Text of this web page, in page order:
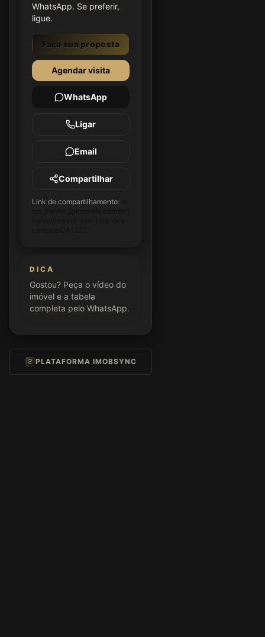
WhatsApp. Se preferir,
ligue.
Faça sua proposta
Agendar visita
WhatsApp
Ligar
Email
Compartilhar
Link de compartilhamento:
DICA
Gostou? Peça o vídeo do
imóvel e a tabela
completa pelo WhatsApp.
PLATAFORMA IMOBSYNC